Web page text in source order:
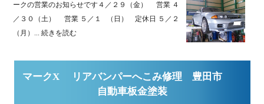
ークの営業のお知らせです４／２９（金） 営業 ４
／３０（土） 営業 ５／１ （日） 定休日 ５／２
（月）...続きを読む
マークX リアバンパーへこみ修理 豊田市
自動車板金塗装